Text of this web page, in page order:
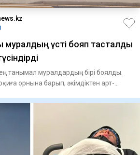
муралдың үсті бояп тасталды
танымал муралдардың бірі боялды.
орнына барып, әкімдіктен арт-